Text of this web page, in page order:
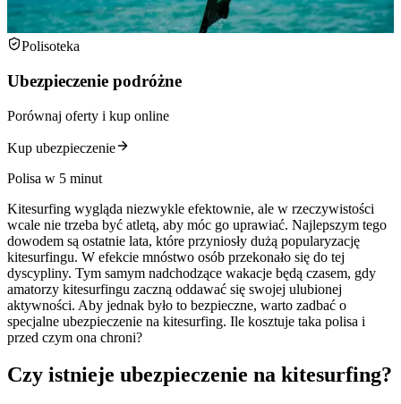
Polisoteka
Ubezpieczenie podróżne
Porównaj oferty i kup online
Kup ubezpieczenie
Polisa w 5 minut
Kitesurfing wygląda niezwykle efektownie, ale w rzeczywistości
wcale nie trzeba być atletą, aby móc go uprawiać. Najlepszym tego
dowodem są ostatnie lata, które przyniosły dużą popularyzację
kitesurfingu. W efekcie mnóstwo osób przekonało się do tej
dyscypliny. Tym samym nadchodzące wakacje będą czasem, gdy
amatorzy kitesurfingu zaczną oddawać się swojej ulubionej
aktywności. Aby jednak było to bezpieczne, warto zadbać o
specjalne ubezpieczenie na kitesurfing. Ile kosztuje taka polisa i
przed czym ona chroni?
Czy istnieje ubezpieczenie na kitesurfing?